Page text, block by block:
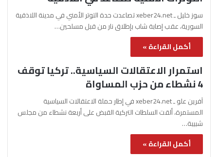
سوز خليل ـ xeber24.net تصاعدت حدة التوتر الأمني في مدينة اللاذقية
السورية، عقب إصابة شاب بإطلاق نار من قبل مسلحين…
أكمل القراءة »
استمرار الاعتقالات السياسية.. تركيا توقف
4 نشطاء من حزب المساواة
آفرين علو ـ xeber24.net في إطار حملة الاعتقالات السياسية
المستمرة، ألقت السلطات التركية القبض على أربعة نشطاء من مجلس
شبيبة…
أكمل القراءة »